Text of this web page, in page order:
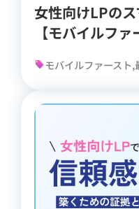
女性向けLPの
【モバイルファ
モバイルファースト,